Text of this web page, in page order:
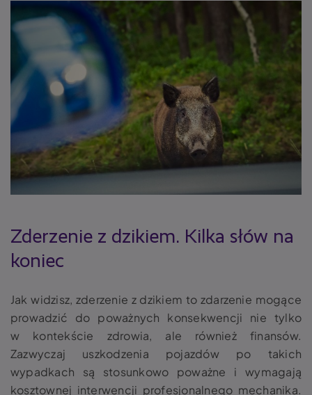
Zderzenie z dzikiem. Kilka słów na
koniec
Jak widzisz, zderzenie z dzikiem to zdarzenie mogące
prowadzić do poważnych konsekwencji nie tylko
w kontekście zdrowia, ale również finansów.
Zazwyczaj uszkodzenia pojazdów po takich
wypadkach są stosunkowo poważne i wymagają
kosztownej interwencji profesjonalnego mechanika.